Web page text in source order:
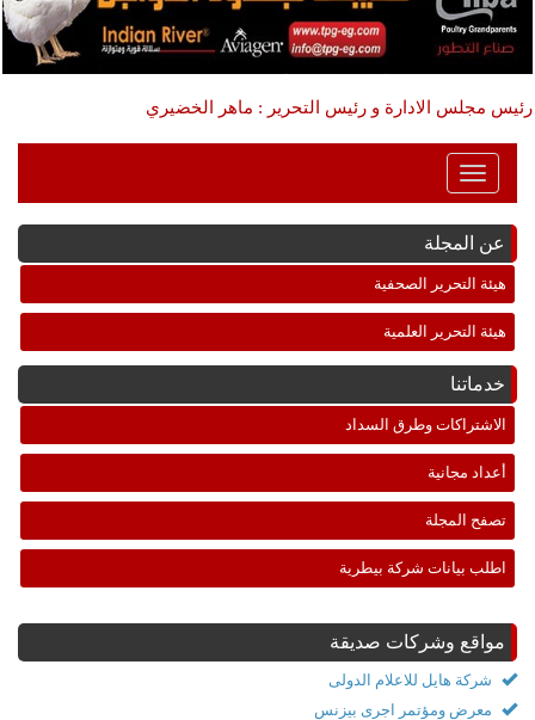
رئيس مجلس الادارة و رئيس التحرير : ماهر الخضيري
Toggle
Navigation
عن المجلة
هيئة التحرير الصحفية
هيئة التحرير العلمية
خدماتنا
الاشتراكات وطرق السداد
أعداد مجانية
تصفح المجلة
اطلب بيانات شركة بيطرية
مواقع وشركات صديقة
شركة هايل للاعلام الدولى
معرض ومؤتمر اجرى بيزنس